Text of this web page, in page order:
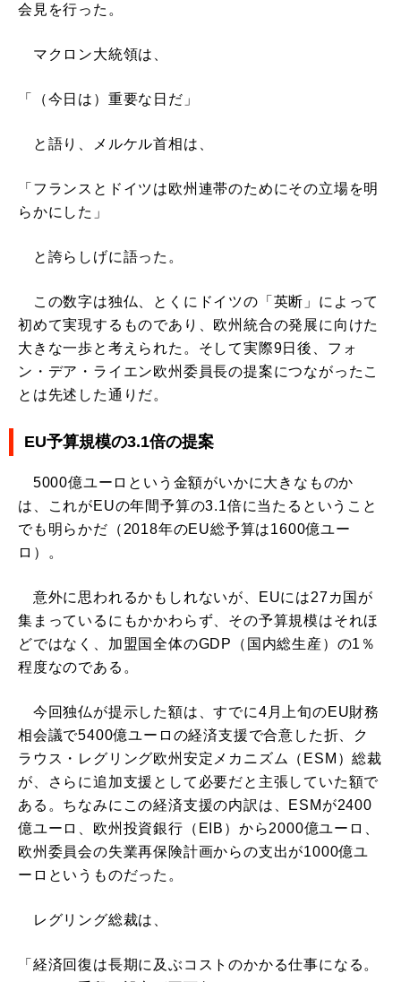
会見を行った。
マクロン大統領は、
「（今日は）重要な日だ」
と語り、メルケル首相は、
「フランスとドイツは欧州連帯のためにその立場を明
らかにした」
と誇らしげに語った。
この数字は独仏、とくにドイツの「英断」によって
初めて実現するものであり、欧州統合の発展に向けた
大きな一歩と考えられた。そして実際9日後、フォ
ン・デア・ライエン欧州委員長の提案につながったこ
とは先述した通りだ。
EU予算規模の3.1倍の提案
5000億ユーロという金額がいかに大きなものか
は、これがEUの年間予算の3.1倍に当たるということ
でも明らかだ（2018年のEU総予算は1600億ユー
ロ）。
意外に思われるかもしれないが、EUには27カ国が
集まっているにもかかわらず、その予算規模はそれほ
どではなく、加盟国全体のGDP（国内総生産）の1％
程度なのである。
今回独仏が提示した額は、すでに4月上旬のEU財務
相会議で5400億ユーロの経済支援で合意した折、ク
ラウス・レグリング欧州安定メカニズム（ESM）総裁
が、さらに追加支援として必要だと主張していた額で
ある。ちなみにこの経済支援の内訳は、ESMが2400
億ユーロ、欧州投資銀行（EIB）から2000億ユーロ、
欧州委員会の失業再保険計画からの支出が1000億ユ
ーロというものだった。
レグリング総裁は、
「経済回復は長期に及ぶコストのかかる仕事になる。